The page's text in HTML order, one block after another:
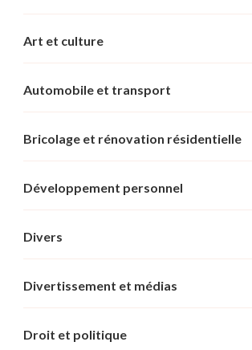
Art et culture
Automobile et transport
Bricolage et rénovation résidentielle
Développement personnel
Divers
Divertissement et médias
Droit et politique